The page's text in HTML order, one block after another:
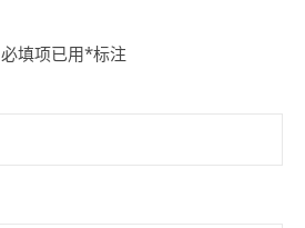
必填项已用*标注